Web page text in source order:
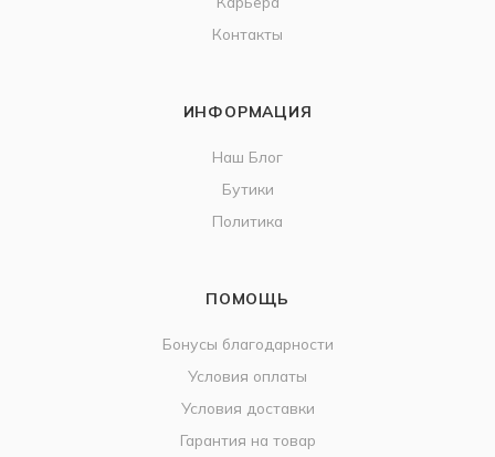
Контакты
ИНФОРМАЦИЯ
Наш Блог
Бутики
Политика
ПОМОЩЬ
Бонусы благодарности
Условия оплаты
Условия доставки
Гарантия на товар